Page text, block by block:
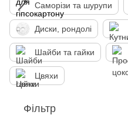
Саморізи та шурупи
Диски, рондолі
Шайби та гайки
Цвяхи
Фільтр